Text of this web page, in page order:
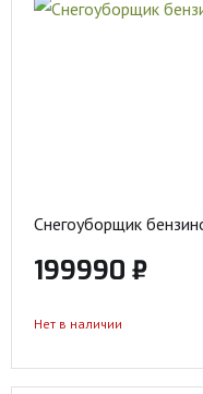
Снегоуборщик
199990 ₽
Нет в наличии